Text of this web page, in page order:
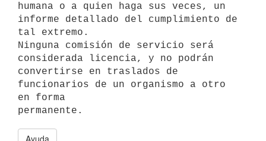
humana o a quien haga sus veces, un
informe detallado del cumplimiento de
tal extremo.
Ninguna comisión de servicio será
considerada licencia, y no podrán
convertirse en traslados de
funcionarios de un organismo a otro
en forma
Ayuda